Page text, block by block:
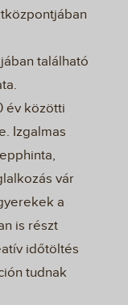
található
év közötti
Izgalmas
vár
a
is részt
időtöltés
tudnak